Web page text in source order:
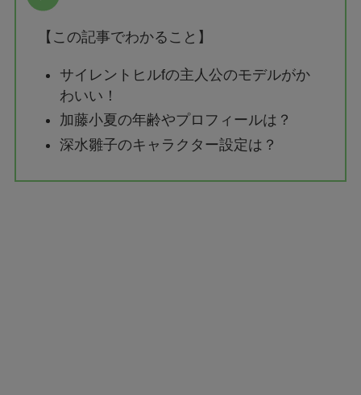
【この記事でわかること】
サイレントヒルfの主人公のモデルがか
わいい！
加藤小夏の年齢やプロフィールは？
深水雛子のキャラクター設定は？